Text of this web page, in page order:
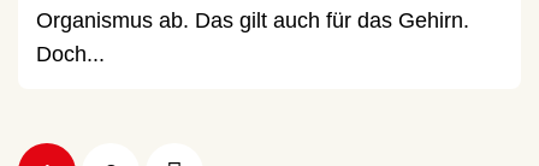
Organismus ab. Das gilt auch für das Gehirn.
Doch...